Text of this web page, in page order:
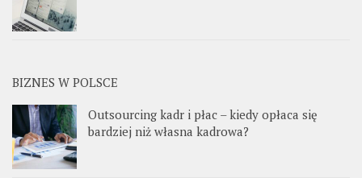
BIZNES W POLSCE
Outsourcing kadr i płac – kiedy opłaca się
bardziej niż własna kadrowa?